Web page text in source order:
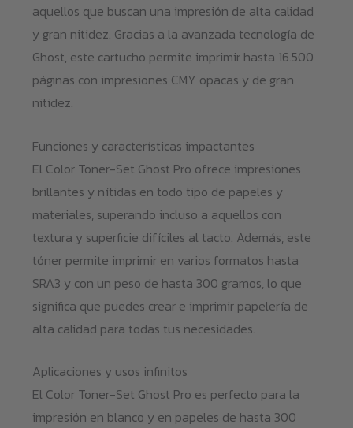
aquellos que buscan una impresión de alta calidad
y gran nitidez. Gracias a la avanzada tecnología de
Ghost, este cartucho permite imprimir hasta 16.500
páginas con impresiones CMY opacas y de gran
nitidez.
Funciones y características impactantes
El Color Toner-Set Ghost Pro ofrece impresiones
brillantes y nítidas en todo tipo de papeles y
materiales, superando incluso a aquellos con
textura y superficie difíciles al tacto. Además, este
tóner permite imprimir en varios formatos hasta
SRA3 y con un peso de hasta 300 gramos, lo que
significa que puedes crear e imprimir papelería de
alta calidad para todas tus necesidades.
Aplicaciones y usos infinitos
El Color Toner-Set Ghost Pro es perfecto para la
impresión en blanco y en papeles de hasta 300